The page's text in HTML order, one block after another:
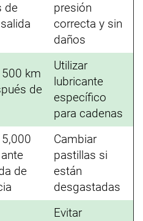
de
presión
correcta y sin
daños
500 km
de
Utilizar
lubricante
específico
para cadenas
de
Cambiar
pastillas si
están
desgastadas
Evitar